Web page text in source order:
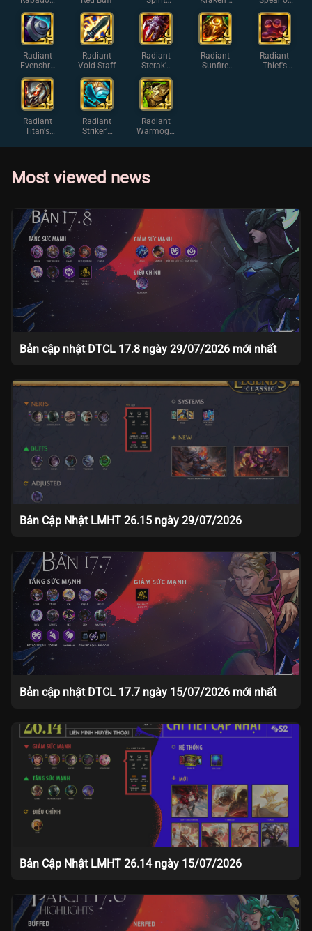
s
Deathcap
Visage
Fury
Shojin
Radiant
Evenshro
ud
Radiant
Void Staff
Radiant
Sterak's
Gage
Radiant
Sunfire
Radiant
Thief's
Radiant
Titan's
Radiant
Striker's
Radiant
Warmog's
Most viewed news
Bản cập nhật DTCL 17.8 ngày 29/07/2026 mới nhất
Bản Cập Nhật LMHT 26.15 ngày 29/07/2026
Bản cập nhật DTCL 17.7 ngày 15/07/2026 mới nhất
Bản Cập Nhật LMHT 26.14 ngày 15/07/2026